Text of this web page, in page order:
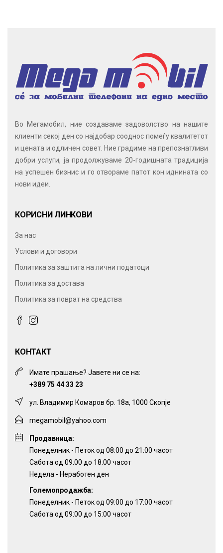
Во Мегамобил, ние создаваме задоволство на нашите
клиенти секој ден со најдобар сооднос помеѓу квалитетот
и цената и одличен совет. Ние градиме на препознатливи
добри услуги, ја продолжуваме 20-годишната традиција
на успешен бизнис и го отвораме патот кон иднината со
нови идеи.
КОРИСНИ ЛИНКОВИ
За нас
Услови и договори
Политика за заштита на лични податоци
Политика за достава
Политика за поврат на средства
КОНТАКТ
Имате прашање? Јавете ни се на:
+389 75 44 33 23
ул. Владимир Комаров бр. 18а, 1000 Скопје
megamobil@yahoo.com
Продавница:
Понеделник - Петок од 08:00 до 21:00 часот
Сабота од 09:00 до 18:00 часот
Недела - Неработен ден
Големопродажба:
Понеделник - Петок од 09:00 до 17:00 часот
Сабота од 09:00 до 15:00 часот